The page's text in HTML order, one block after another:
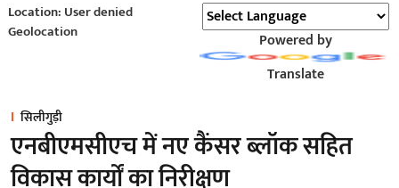
Location: User denied
Geolocation
Powered by
Translate
सिलीगुड़ी
एनबीएमसीएच में नए कैंसर ब्लॉक सहित
विकास कार्यों का निरीक्षण